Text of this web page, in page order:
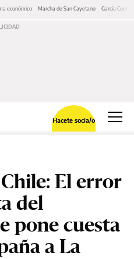
económico Marcha de San Cayetano García Cuerva
Hacete socia/o
El error
del
pone cuesta
a La